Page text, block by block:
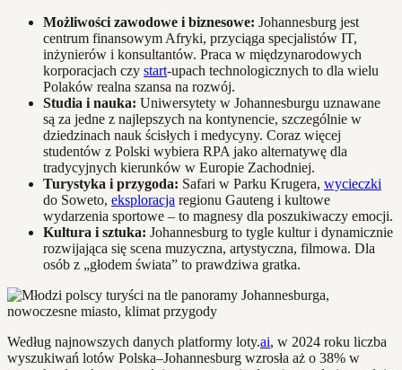
Możliwości zawodowe i biznesowe: Johannesburg jest
centrum finansowym Afryki, przyciąga specjalistów IT,
inżynierów i konsultantów. Praca w międzynarodowych
korporacjach czy start-upach technologicznych to dla wielu
Polaków realna szansa na rozwój.
Studia i nauka: Uniwersytety w Johannesburgu uznawane
są za jedne z najlepszych na kontynencie, szczególnie w
dziedzinach nauk ścisłych i medycyny. Coraz więcej
studentów z Polski wybiera RPA jako alternatywę dla
tradycyjnych kierunków w Europie Zachodniej.
Turystyka i przygoda: Safari w Parku Krugera, wycieczki
do Soweto, eksploracja regionu Gauteng i kultowe
wydarzenia sportowe – to magnesy dla poszukiwaczy emocji.
Kultura i sztuka: Johannesburg to tygle kultur i dynamicznie
rozwijająca się scena muzyczna, artystyczna, filmowa. Dla
osób z „głodem świata” to prawdziwa gratka.
Według najnowszych danych platformy loty.ai, w 2024 roku liczba
wyszukiwań lotów Polska–Johannesburg wzrosła aż o 38% w